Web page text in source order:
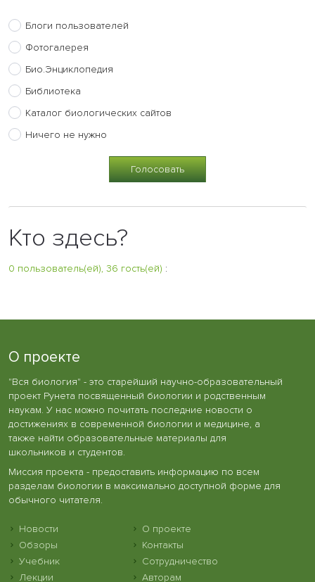
Блоги пользователей
Фотогалерея
Био.Энциклопедия
Библиотека
Каталог биологических сайтов
Ничего не нужно
Кто здесь?
0 пользователь(ей), 36 гость(ей) :
О проекте
"Вся биология" - это старейший научно-образовательный
проект Рунета посвященный биологии и родственным
наукам. У нас можно почитать последние новости о
достижениях в современной биологии и медицине, а
также найти образовательные материалы для
школьников и студентов.
Миссия проекта - предоставить информацию по всем
разделам биологии в максимально доступной форме для
обычного читателя.
Новости
Обзоры
Учебник
Лекции
О проекте
Контакты
Сотрудничество
Авторам